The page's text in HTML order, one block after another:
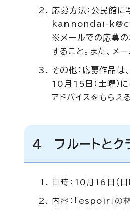
応募方法：公民館に
kannondai-
※メールでの応募の
すること。また、メ
その他：応募作品は
10月15日（土曜）
アドバイスをもらえる
4 フルートとク
日時：10月16日（
内容：「espoir」の